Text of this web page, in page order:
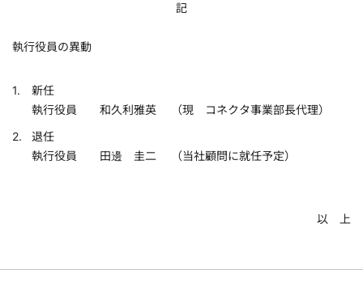
記
執行役員の異動
新任
執行役員 和久利雅英 （現 コネクタ事業部長代理）
退任
執行役員 田邊 圭二 （当社顧問に就任予定）
以 上